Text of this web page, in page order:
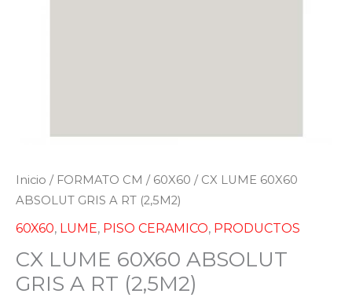
Inicio / FORMATO CM / 60X60 / CX LUME 60X60
ABSOLUT GRIS A RT (2,5M2)
60X60, LUME, PISO CERAMICO, PRODUCTOS
CX LUME 60X60 ABSOLUT
GRIS A RT (2,5M2)